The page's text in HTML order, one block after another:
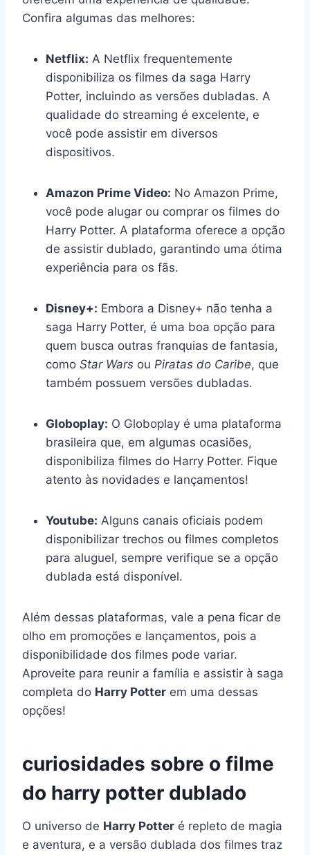
Confira algumas das melhores:
Netflix: A Netflix frequentemente
disponibiliza os filmes da saga Harry
Potter, incluindo as versões dubladas. A
qualidade do streaming é excelente, e
você pode assistir em diversos
dispositivos.
Amazon Prime Video: No Amazon Prime,
você pode alugar ou comprar os filmes do
Harry Potter. A plataforma oferece a opção
de assistir dublado, garantindo uma ótima
experiência para os fãs.
Disney+: Embora a Disney+ não tenha a
saga Harry Potter, é uma boa opção para
quem busca outras franquias de fantasia,
como Star Wars ou Piratas do Caribe, que
também possuem versões dubladas.
Globoplay: O Globoplay é uma plataforma
brasileira que, em algumas ocasiões,
disponibiliza filmes do Harry Potter. Fique
atento às novidades e lançamentos!
Youtube: Alguns canais oficiais podem
disponibilizar trechos ou filmes completos
para aluguel, sempre verifique se a opção
dublada está disponível.
Além dessas plataformas, vale a pena ficar de
olho em promoções e lançamentos, pois a
disponibilidade dos filmes pode variar.
Aproveite para reunir a família e assistir à saga
completa do Harry Potter em uma dessas
opções!
curiosidades sobre o filme
do harry potter dublado
O universo de Harry Potter é repleto de magia
e aventura, e a versão dublada dos filmes traz